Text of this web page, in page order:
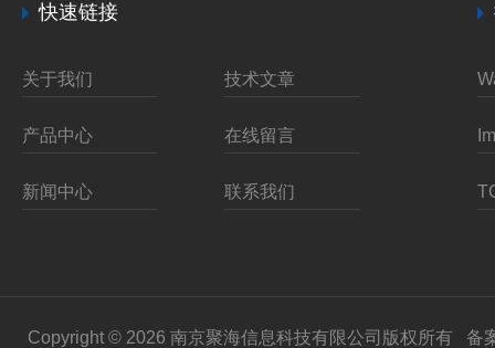
快速链接
关于我们 技术文章
产品中心 在线留言
新闻中心 联系我们
Copyright © 2026 南京聚海信息科技有限公司版权所有 备